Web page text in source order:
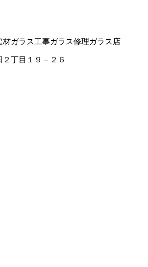
材ガラス工事ガラス修理ガラス店
丁目１９－２６